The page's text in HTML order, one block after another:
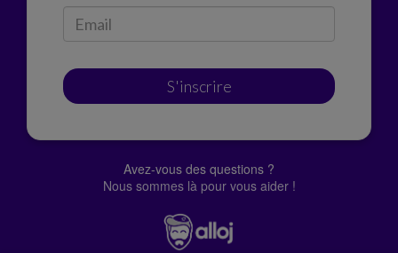
S'inscrire
Avez-vous des questions ?
Nous sommes là pour vous aider !